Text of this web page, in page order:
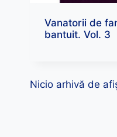
Vanatorii de
bantuit. Vol. 3
Nicio arhivă de